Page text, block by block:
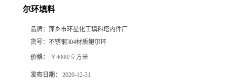
尔环填料
品牌： 萍乡市环星化工填料塔内件厂
货号： 不锈钢304材质鲍尔环
价格： ￥4000/立方米
发布日期： 2020-12-31